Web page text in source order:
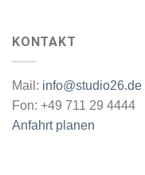
KONTAKT
Mail: info@studio26.de
Fon: +49 711 29 4444
Anfahrt planen